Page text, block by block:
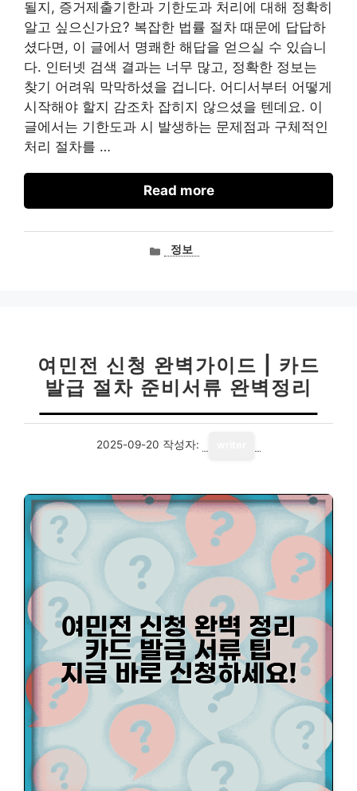
될지, 증거제출기한과 기한도과 처리에 대해 정확히
알고 싶으신가요? 복잡한 법률 절차 때문에 답답하
셨다면, 이 글에서 명쾌한 해답을 얻으실 수 있습니
다. 인터넷 검색 결과는 너무 많고, 정확한 정보는
찾기 어려워 막막하셨을 겁니다. 어디서부터 어떻게
시작해야 할지 감조차 잡히지 않으셨을 텐데요. 이
글에서는 기한도과 시 발생하는 문제점과 구체적인
처리 절차를 …
Read more
카정보
여민전 신청 완벽가이드 | 카드
발급 절차 준비서류 완벽정리
2025-09-20 작성자: